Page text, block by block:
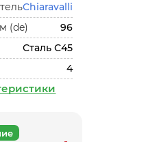
Chiaravalli
(de)
96
Сталь С45
4